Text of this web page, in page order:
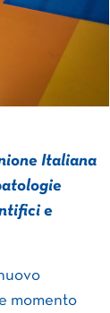
Italiana
e
momento